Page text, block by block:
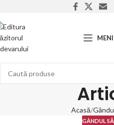
Acasă
GÂNDUL